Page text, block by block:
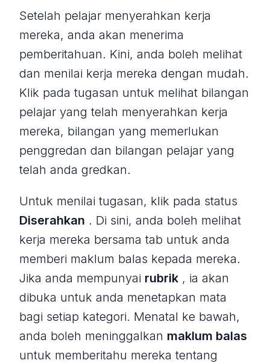
Setelah pelajar menyerahkan kerja
mereka, anda akan menerima
pemberitahuan. Kini, anda boleh melihat
dan menilai kerja mereka dengan mudah.
Klik pada tugasan untuk melihat bilangan
pelajar yang telah menyerahkan kerja
mereka, bilangan yang memerlukan
penggredan dan bilangan pelajar yang
telah anda gredkan.
Untuk menilai tugasan, klik pada status
Diserahkan . Di sini, anda boleh melihat
kerja mereka bersama tab untuk anda
memberi maklum balas kepada mereka.
Jika anda mempunyai rubrik , ia akan
dibuka untuk anda menetapkan mata
bagi setiap kategori. Menatal ke bawah,
anda boleh meninggalkan maklum balas
untuk memberitahu mereka tentang